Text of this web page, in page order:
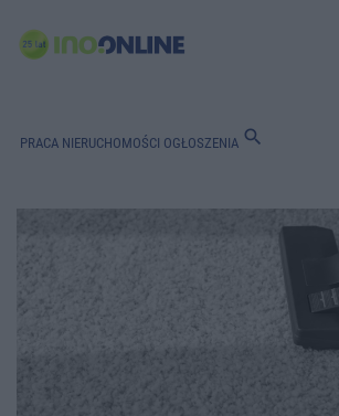
PRACA NIERUCHOMOŚCI OGŁOSZENIA search